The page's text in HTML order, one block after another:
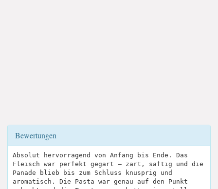
Bewertungen
Absolut hervorragend von Anfang bis Ende. Das
Fleisch war perfekt gegart – zart, saftig und die
Panade blieb bis zum Schluss knusprig und
aromatisch. Die Pasta war genau auf den Punkt